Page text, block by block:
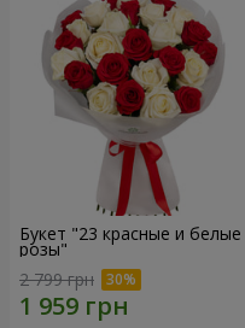
Букет "23 красные и белые
розы"
2 799 грн